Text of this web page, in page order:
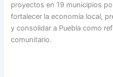
proyectos en 19 municipios
fortalecer la economía local,
y consolidar a Puebla como
comunitario.